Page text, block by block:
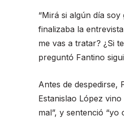
“Mirá si algún día
finalizaba la
me vas a tratar? ¿Si
preguntó Fantino
Antes de despedirse,
Estanislao López
mal”, y sentenció